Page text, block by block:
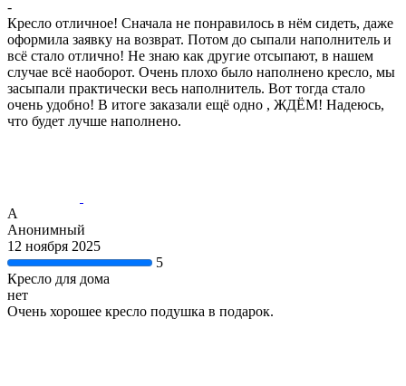
-
Кресло отличное! Сначала не понравилось в нём сидеть, даже
оформила заявку на возврат. Потом до сыпали наполнитель и
всё стало отлично! Не знаю как другие отсыпают, в нашем
случае всё наоборот. Очень плохо было наполнено кресло, мы
засыпали практически весь наполнитель. Вот тогда стало
очень удобно! В итоге заказали ещё одно , ЖДЁМ! Надеюсь,
что будет лучше наполнено.
А
Анонимный
12 ноября 2025
5
Кресло для дома
нет
Очень хорошее кресло подушка в подарок.